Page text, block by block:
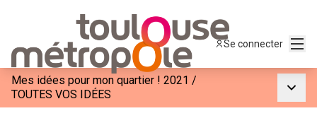
Se connecter
Mes idées pour mon quartier ! 2021 /
TOUTES VOS IDÉES